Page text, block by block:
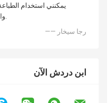
يمكنني استخدام
والمنتج الطباعة جيدة.
—— رجا سيخار
ابن دردش الآن